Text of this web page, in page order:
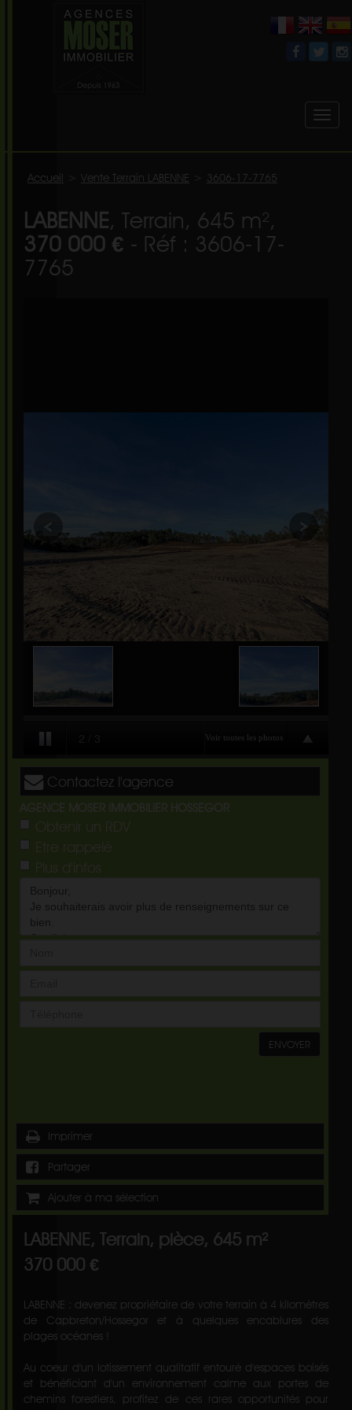
Accueil Vente Terrain LABENNE 3606-17-7765
LABENNE, Terrain, 645 m²,
370 000 € - Réf : 3606-17-
7765
Contactez l'agence
AGENCE MOSER IMMOBILIER HOSSEGOR
Obtenir un RDV
Etre rappelé
Plus d'infos
ENVOYER
Imprimer
Partager
Ajouter à ma sélection
LABENNE, Terrain, pièce, 645 m²
370 000 €
LABENNE : devenez propriétaire de votre terrain à 4 kilomètres
de Capbreton/Hossegor et à quelques encablures des
plages océanes !
Au coeur d'un lotissement qualitatif entouré d'espaces boisés
et bénéficiant d'un environnement calme aux portes de
chemins forestiers, profitez de ces rares opportunités pour